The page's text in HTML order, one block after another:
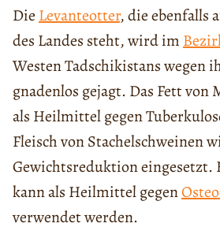
Die Levanteotter, die ebenfalls
des Landes steht, wird im
Westen Tadschikistans wegen
gnadenlos gejagt. Das Fett
als Heilmittel gegen
Fleisch von Stachelschweinen
Gewichtsreduktion eingesetzt.
kann als Heilmittel gegen
verwendet werden.